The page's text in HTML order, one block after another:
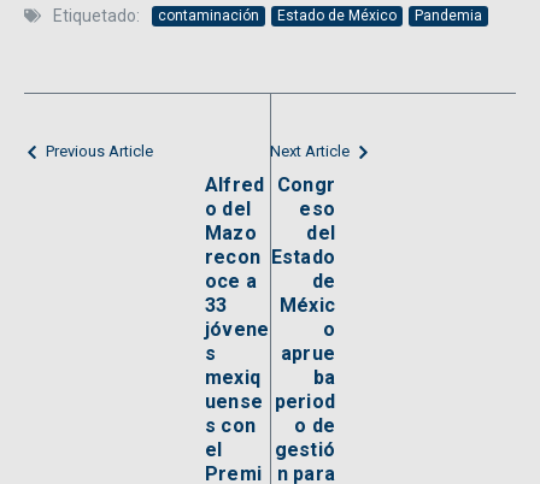
Etiquetado: contaminación Estado de México Pandemia
Previous Article
Alfred
o del
Mazo
recon
oce a
33
jóvene
s
mexiq
uense
s con
el
Premi
Next Article
Congr
eso
del
Estado
de
Méxic
o
aprue
ba
period
o de
gestió
n para